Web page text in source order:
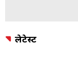
लेटेस्ट